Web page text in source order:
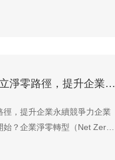
公司治理（Governance）理
企業淨零轉型規劃課程｜建立淨零路徑，提升企業永續競爭力
，提升企業永續競爭力企業
？企業淨零轉型（Net Zero
溫室氣體排放，最終達成淨